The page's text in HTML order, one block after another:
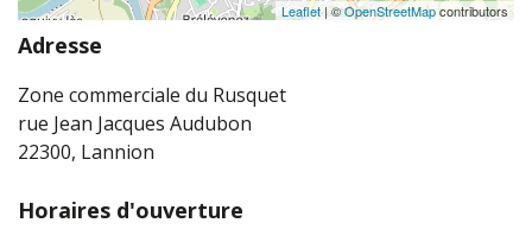
Leaflet| ©OpenStreetMapcontributors
Adresse
Zone commerciale du Rusquet
rue Jean Jacques Audubon
22300, Lannion
Horaires d'ouverture